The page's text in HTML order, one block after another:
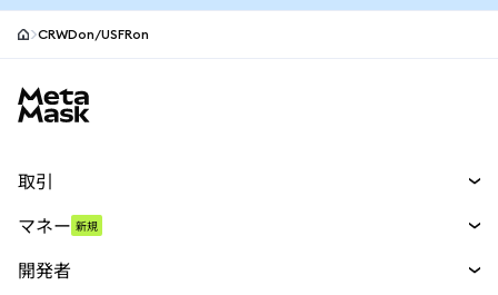
CRWDon/USFRon
取引
パーペチュアル
マネー 新規
開発者